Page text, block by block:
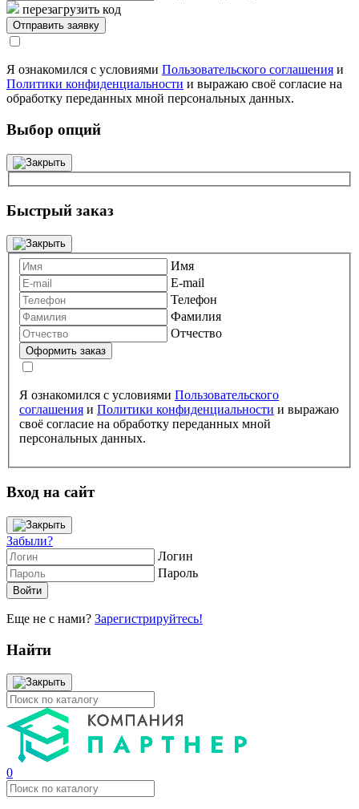
перезагрузить код
Я ознакомился с условиями Пользовательского соглашения и
Политики конфиденциальности и выражаю своё согласие на
обработку переданных мной персональных данных.
Выбор опций
Быстрый заказ
Имя
E-mail
Телефон
Фамилия
Отчество
Я ознакомился с условиями Пользовательского
соглашения и Политики конфиденциальности и выражаю
своё согласие на обработку переданных мной
персональных данных.
Вход на сайт
Забыли?
Логин
Пароль
Еще не с нами? Зарегистрируйтесь!
Найти
0